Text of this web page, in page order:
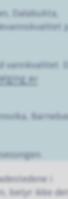
Dalabukta,
vannkvalitet.
av
i
betyr ikke